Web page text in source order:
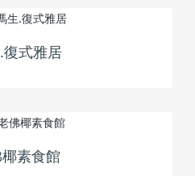
復式雅居
素食館